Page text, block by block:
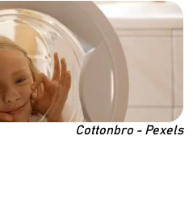
Je m'inscris
votre livret de
Le Kaba !
Cottonbro - Pexels